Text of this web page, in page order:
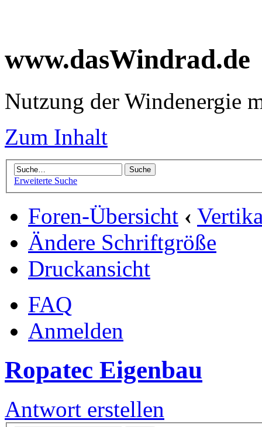
www.dasWindrad.de
Nutzung der Windenergie
Zum Inhalt
Erweiterte Suche
Foren-Übersicht ‹
Ändere Schriftgröße
Druckansicht
FAQ
Anmelden
Ropatec Eigenbau
Antwort erstellen